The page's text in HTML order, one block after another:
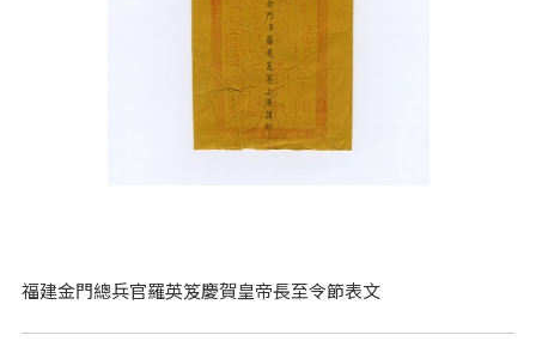
福建金門總兵官羅英笈慶賀皇帝長至令節表文